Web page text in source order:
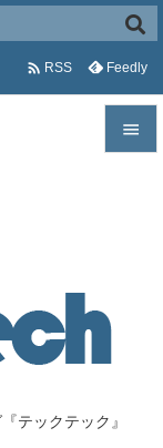
テックテック』

 RSS Feedly